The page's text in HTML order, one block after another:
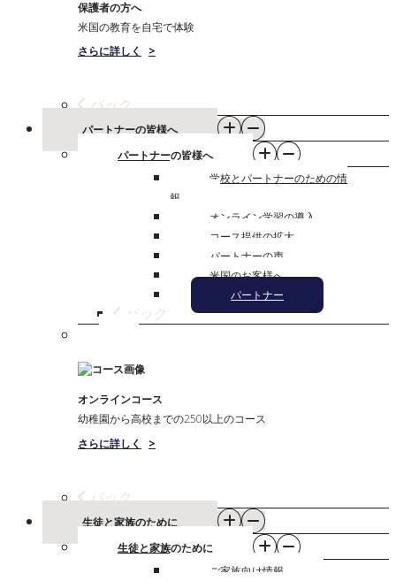
保護者の方へ
米国の教育を自宅で体験
さらに詳しく
>
バック
パートナーの皆様へ
パートナーの皆様へ
学校とパートナーのための情
報
オンライン学習の導入
コース提供の拡大
パートナーの声
米国のお客様へ
パートナー
バック
オンラインコース
幼稚園から高校までの250以上のコース
さらに詳しく
>
バック
生徒と家族のために
生徒と家族のために
ご家族向け情報